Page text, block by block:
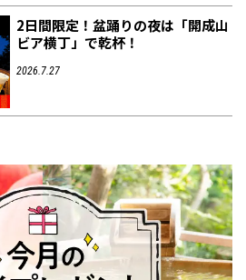
2日間限定！盆踊りの夜は「開成山
ビア横丁」で乾杯！
2026.7.27